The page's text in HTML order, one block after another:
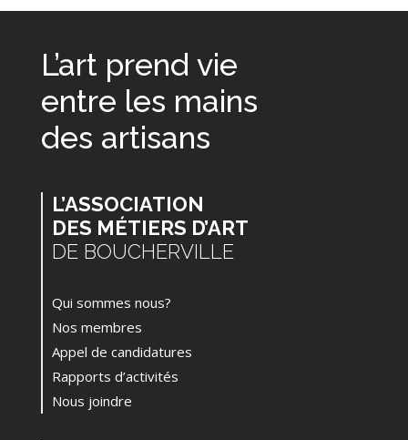
L’art prend vie
entre les mains
des artisans
L’ASSOCIATION
DES MÉTIERS D’ART
DE BOUCHERVILLE
Qui sommes nous?
Nos membres
Appel de candidatures
Rapports d’activités
Nous joindre